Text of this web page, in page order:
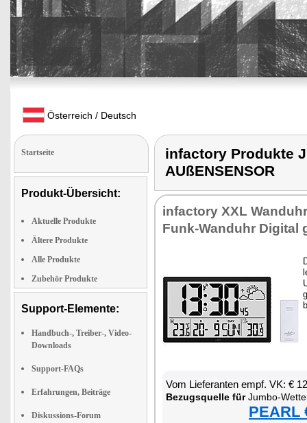
Österreich / Deutsch
Startseite
Produkt-Übersicht:
Aktuelle Produkte
Ältere Produkte
Alle Produkte
Zubehör Produkte
Support-Elemente:
Handbuch-, Treiber-, Video-
Downloads
Support-FAQs
Erfahrungen, Beiträge
Diskussions-Forum
infactory Produkte
AUßENSENSOR
infactory XXL
Funk-Wanduhr Digital
Vom Lieferanten empf. VK: €
Bezugsquelle fürJumbo-
PEARL